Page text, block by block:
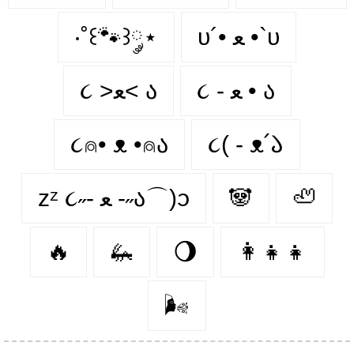
‧˚꒰🐾꒱༘⋆ υ´• ﻌ •`υ
૮ >ﻌ< ა ૮ - ﻌ • ა
૮⍝• ᴥ •⍝ა ૮( - ᴥ՛𑁬
zᶻ ૮˶- ﻌ -˶ა⌒)ᦱ 🐼 🦥
🔥 🦗 🌖 👩‍👧‍👧
🌬️